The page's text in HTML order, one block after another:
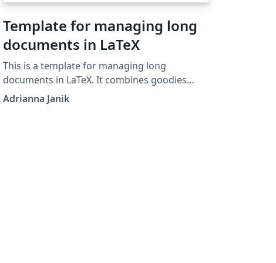
Template for managing long
documents in LaTeX
This is a template for managing long
documents in LaTeX. It combines goodies
from few different libraries to support writing
long documents. It was developed for the
Adrianna Janik